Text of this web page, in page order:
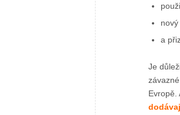
a
Je
Evropě.